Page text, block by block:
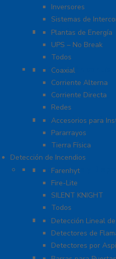
Inversores
Sistemas de
UPS / Respaldo
Plantas de Energía
UPS – No Break
Todos
Protección contra
Coaxial
Corriente Alterna
Corriente Directa
Redes
Tierra Física y
Accesorios para
Pararrayos
Tierra Física
Detección de Incendios
Accesorios y
Farenhyt
Fire-Lite
SILENT KNIGHT
Todos
Aplicaciones
Detección Lineal
Detectores de
Detectores por